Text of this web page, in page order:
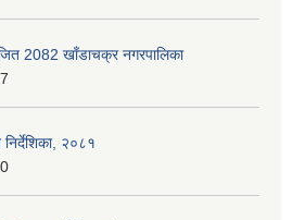
2082 खाँडाचक्र नगरपालिका
निर्देशिका, २०८१